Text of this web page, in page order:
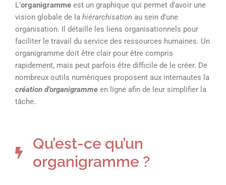
L’organigramme est un graphique qui permet d’avoir une
vision globale de la hiérarchisation au sein d’une
organisation. Il détaille les liens organisationnels pour
faciliter le travail du service des ressources humaines. Un
organigramme doit être clair pour être compris
rapidement, mais peut parfois être difficile de le créer. De
nombreux outils numériques proposent aux internautes la
création d’organigramme en ligne afin de leur simplifier la
tâche.
Qu’est-ce qu’un
organigramme ?